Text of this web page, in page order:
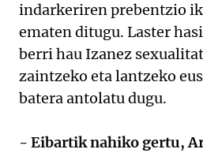
indarkeriren prebentzio
ematen ditugu. Laster
berri hau Izanez
zaintzeko eta lantzeko
batera antolatu dugu.
- Eibartik nahiko gertu,